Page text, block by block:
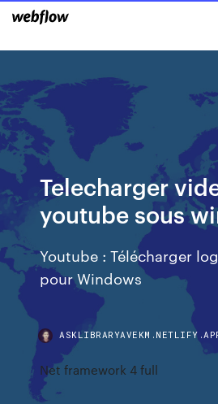
Telecharger
youtube sous
Youtube : Télécharger
pour Windows
Net framework 4 full